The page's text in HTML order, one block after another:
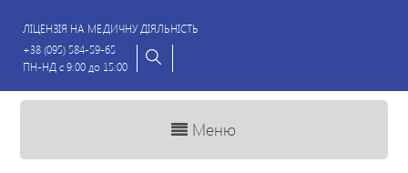
ЛІЦЕНЗІЯ НА МЕДИЧНУ ДІЯЛЬНІСТЬ
+38 (095) 584-59-65
ПН-НД с 9:00 до 15:00
Меню